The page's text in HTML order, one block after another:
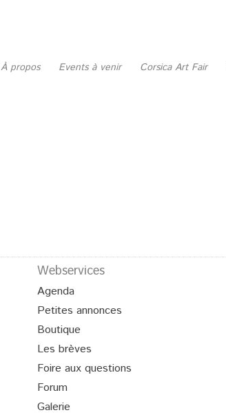
À propos Events à venir Corsica Art Fair
Webservices
Agenda
Petites annonces
Boutique
Les brèves
Foire aux questions
Forum
Galerie